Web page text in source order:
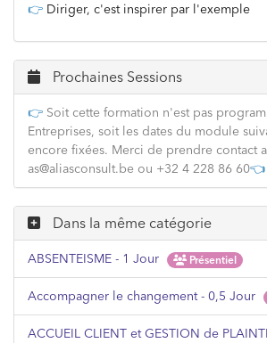
👉 Diriger, c'est inspirer par l'exemple
Prochaines Sessions
👉 Soit cette formation n'est pas
Entreprises, soit les dates du module
encore fixées. Merci de prendre contact
as@aliasconsult.be ou +32 4 228 86 60👈
Dans la même catégorie
ABSENTEISME - 1 Jour Présentiel
Accompagner le changement - 0,5 Jour
ACCUEIL CLIENT et GESTION de